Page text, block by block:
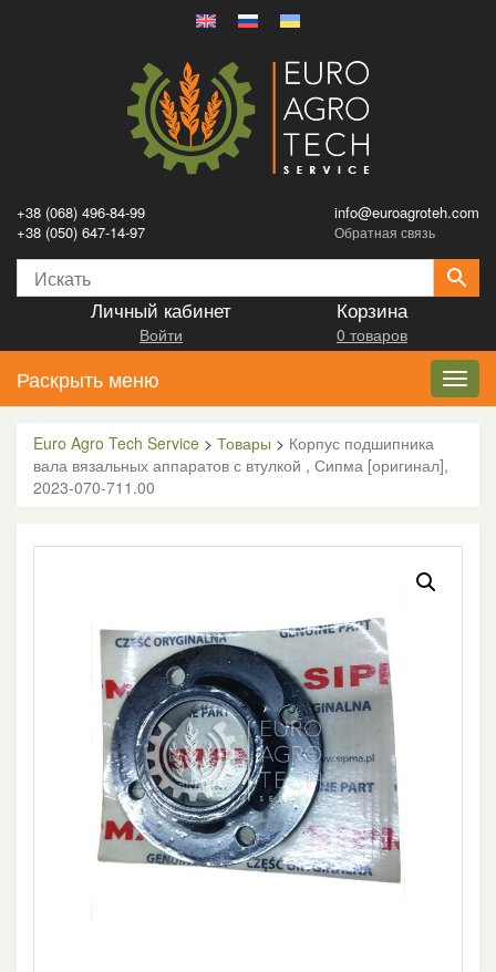
+38 (068) 496-84-99
+38 (050) 647-14-97
info@euroagroteh.com
Обратная связь
Личный кабинет
Войти
Корзина
0 товаров
Раскрыть меню
Euro Agro Tech Service > Товары > Корпус подшипника
вала вязальных аппаратов с втулкой , Сипма [оригинал],
2023-070-711.00